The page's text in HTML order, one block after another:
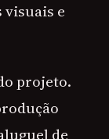
e
projeto.
de